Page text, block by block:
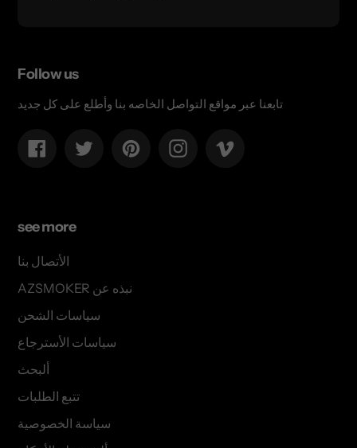
Follow us
تابعنا عبر مواقع التواصل الخاصه بنا وأطلع على كل جديد
Facebook Twitter PinterestInstagram
see more
الأتصال بنا
AZSMOKER نبذه عن
سياسات الشحن
سياسات الأسترجاع
ألبحث
تتبع الطلبات
سياسة الخصوصية